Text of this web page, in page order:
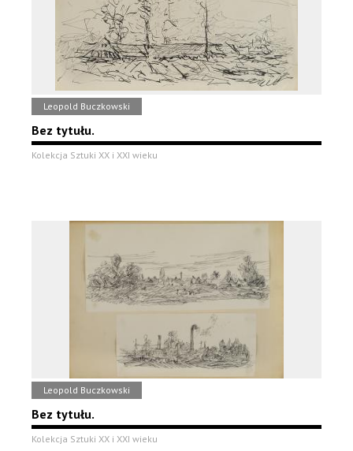
Leopold Buczkowski
Bez tytułu.
Kolekcja Sztuki XX i XXI wieku
Leopold Buczkowski
Bez tytułu.
Kolekcja Sztuki XX i XXI wieku